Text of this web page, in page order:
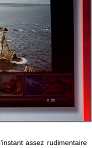
assez rudimentaire